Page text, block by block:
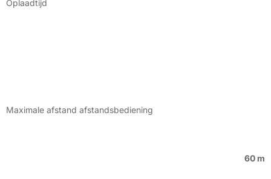
Oplaadtijd
Maximale afstand afstandsbediening
60 m